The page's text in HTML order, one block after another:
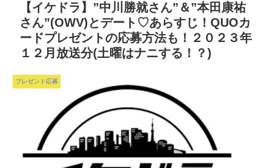
【イケドラ】”中川勝就さん”＆”本田康祐
さん”(OWV)とデート♡あらすじ！QUOカ
ードプレゼントの応募方法も！２０２３年
１２月放送分(土曜はナニする！？)
プレゼント応募